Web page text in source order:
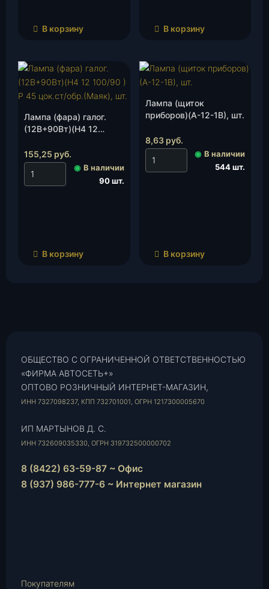
В корзину В корзину
Лампа (фара) галог.
(12В+90Вт)(Н4 12
обр.(Маяк), шт.
155,25 руб.
◉ В наличии
90 шт.
В корзину
Лампа (щиток
приборов)(А-12-1В), шт.
8,63 руб.
◉ В наличии
544 шт.
В корзину
ОБЩЕСТВО С ОГРАНИЧЕННОЙ ОТВЕТСТВЕННОСТЬЮ
«ФИРМА АВТОСЕТЬ+»
ОПТОВО РОЗНИЧНЫЙ ИНТЕРНЕТ-МАГАЗИН,
ИНН 7327098237, КПП 732701001, ОГРН 1217300005670
ИП МАРТЫНОВ Д. С.
ИНН 732609035330, ОГРН 319732500000702
8 (8422) 63-59-87 ~ Офис
8 (937) 986-777-6 ~ Интернет магазин
Mail
Покупателям